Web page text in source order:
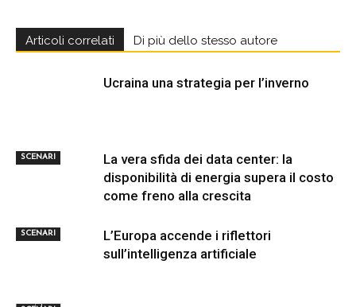
Articoli correlati Di più dello stesso autore
SCENARI
Ucraina una strategia per l’inverno
SCENARI
La vera sfida dei data center: la
disponibilità di energia supera il costo
come freno alla crescita
L’Europa accende i riflettori
sull’intelligenza artificiale